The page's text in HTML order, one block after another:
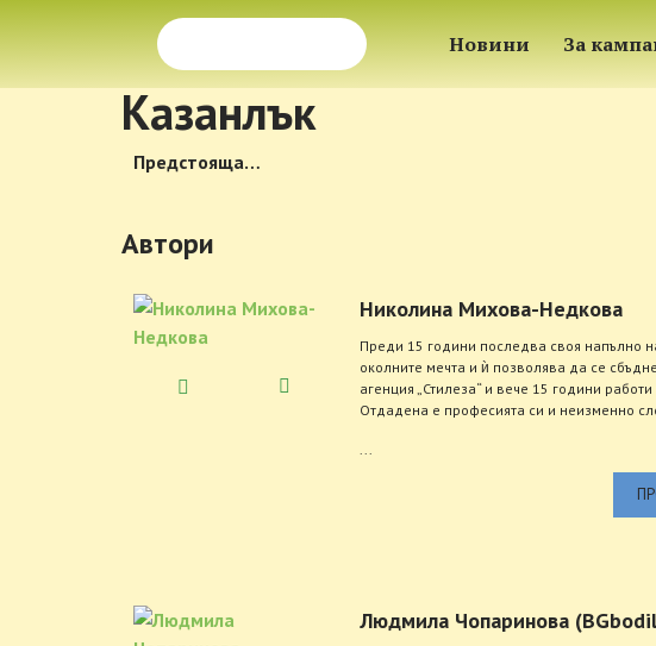
Новини За
Казанлък
Предстояща…
Автори
Николина Михова-Недкова
Преди 15 години последва своя напълно
околните мечта и ѝ позволява да се
агенция „Стилеза“ и вече 15 години
Отдадена е професията си и неизменно
Людмила Чопаринова